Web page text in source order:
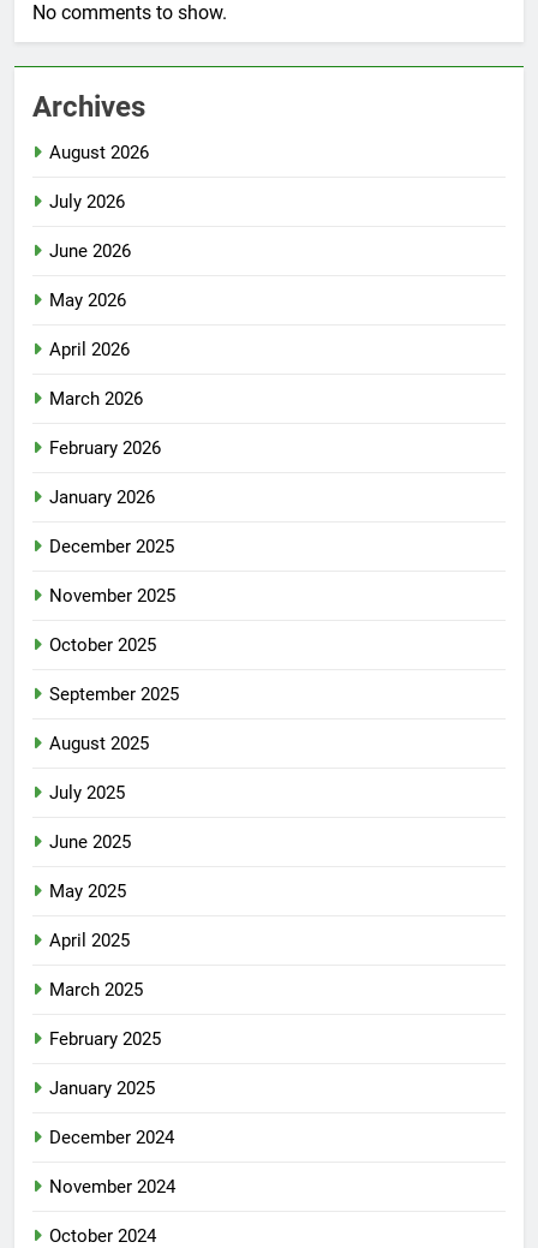
No comments to show.
Archives
August 2026
July 2026
June 2026
May 2026
April 2026
March 2026
February 2026
January 2026
December 2025
November 2025
October 2025
September 2025
August 2025
July 2025
June 2025
May 2025
April 2025
March 2025
February 2025
January 2025
December 2024
November 2024
October 2024